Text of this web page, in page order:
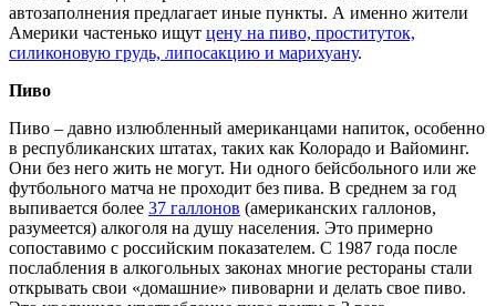
автозаполнения предлагает иные пункты. А именно жители
Америки частенько ищут цену на пиво, проституток,
силиконовую грудь, липосакцию и марихуану.
Пиво
Пиво – давно излюбленный американцами напиток, особенно
в республиканских штатах, таких как Колорадо и Вайоминг.
Они без него жить не могут. Ни одного бейсбольного или же
футбольного матча не проходит без пива. В среднем за год
выпивается более 37 галлонов (американских галлонов,
разумеется) алкоголя на душу населения. Это примерно
сопоставимо с российским показателем. С 1987 года после
послабления в алкогольных законах многие рестораны стали
открывать свои «домашние» пивоварни и делать свое пиво.